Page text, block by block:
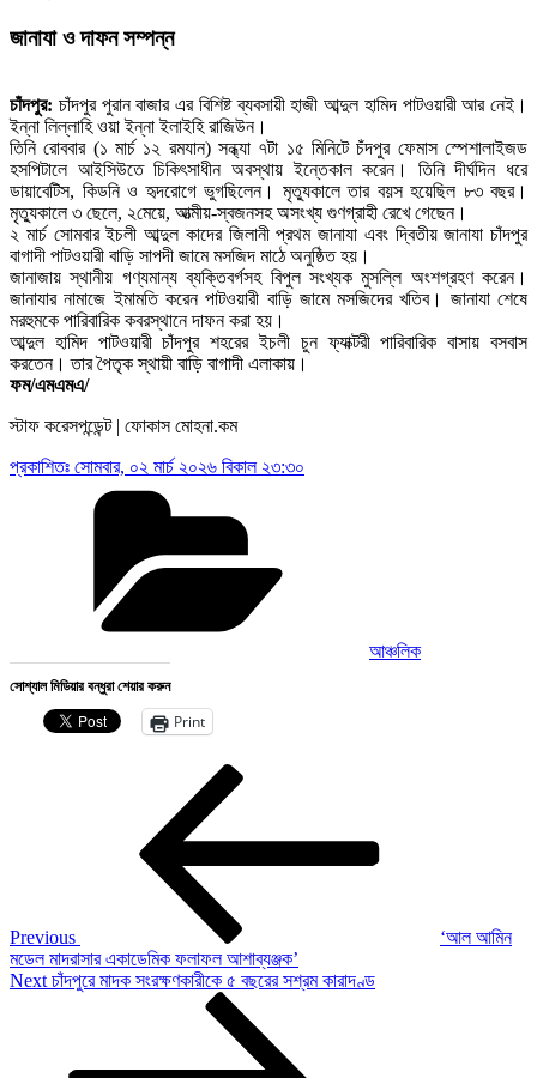
জানাযা ও দাফন সম্পন্ন
চাঁদপুর: চাঁদপুর পুরান বাজার এর বিশিষ্ট ব্যবসায়ী হাজী আব্দুল হামিদ পাটওয়ারী আর নেই।
ইন্না লিল্লাহি ওয়া ইন্না ইলাইহি রাজিউন।
তিনি রোববার (১ মার্চ ১২ রমযান) সন্ধ্যা ৭টা ১৫ মিনিটে চঁদপুর ফেমাস স্পেশালাইজড
হসপিটালে আইসিউতে চিকিৎসাধীন অবস্থায় ইন্তেকাল করেন। তিনি দীর্ঘদিন ধরে
ডায়াবেটিস, কিডনি ও হৃদরোগে ভুগছিলেন। মৃত্যুকালে তার বয়স হয়েছিল ৮৩ বছর।
মৃত্যুকালে ৩ ছেলে, ২মেয়ে, আত্মীয়-স্বজনসহ অসংখ্য গুণগ্রাহী রেখে গেছেন।
২ মার্চ সোমবার ইচলী আব্দুল কাদের জিলানী প্রথম জানাযা এবং দ্বিতীয় জানাযা চাঁদপুর
বাগাদী পাটওয়ারী বাড়ি সাপদী জামে মসজিদ মাঠে অনুষ্ঠিত হয়।
জানাজায় স্থানীয় গণ্যমান্য ব্যক্তিবর্গসহ বিপুল সংখ্যক মুসল্লি অংশগ্রহণ করেন।
জানাযার নামাজে ইমামতি করেন পাটওয়ারী বাড়ি জামে মসজিদের খতিব। জানাযা শেষে
মরহুমকে পারিবারিক কবরস্থানে দাফন করা হয়।
আব্দুল হামিদ পাটওয়ারী চাঁদপুর শহরের ইচলী চুন ফ্যাক্টরী পারিবারিক বাসায় বসবাস
করতেন। তার পৈতৃক স্থায়ী বাড়ি বাগাদী এলাকায়।
ফম/এমএমএ/
স্টাফ করেসপন্ডেন্ট | ফোকাস মোহনা.কম
প্রকাশিতঃ সোমবার, ০২ মার্চ ২০২৬ বিকাল ২৩:৩০
আঞ্চলিক
সোশ্যাল মিডিয়ার বন্ধুরা শেয়ার করুন
Print
Previous
‘আল আমিন
মডেল মাদরাসার একাডেমিক ফলাফল আশাব্যঞ্জক’
Next
Next চাঁদপুরে মাদক সংরক্ষণকারীকে ৫ বছরের সশ্রম কারাদণ্ড